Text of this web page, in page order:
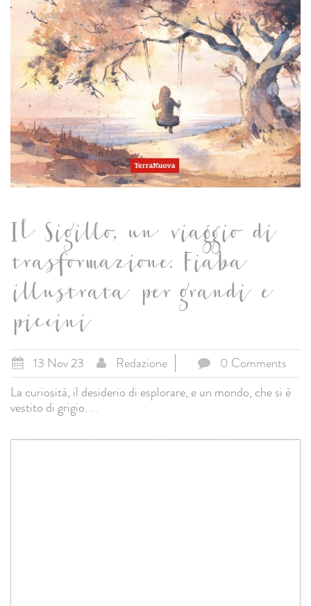
Il Sigillo, un viaggio di
trasformazione. Fiaba
illustrata per grandi e
piccini
13 Nov 23 Redazione
0 Comments
La curiosità, il desiderio di esplorare, e un mondo, che si è
vestito di grigio. ...